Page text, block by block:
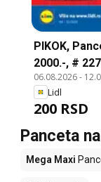
PIKOK,
2000.-, #
06.08.2026-
Lidl
200 RSD
Panceta
Mega Maxi